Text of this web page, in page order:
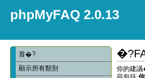
phpMyFAQ 2.0.13
首�?
顯示所有類別
你的建